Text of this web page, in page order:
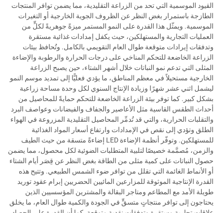
القيود الموسمية التي تحد من الزراعة التقليدية، مما يضمن توافر المنتجات
الطازجة باستمرار بغض النظر عن الظروف الجوية الخارجية أو التغيرات
الموسمية. ويمثّل هذا القدرة على النمو المستمر ميزةً جوهريةً لكلٍّ من
العمليات التجارية والمستهلكين، حيث يكفل إمدادات غذائية مستقرة
وتدفقات إيرادات متوقعة طوال العام التقويمي بالكامل. وتُحافظ بيئات
الزراعة الخاضعة للتحكم المناخي على درجات الحرارة والرطوبة والإضاءة
المثلى التي تدعم نمو النباتات خلال أشهر الشتاء، حين يصبح الزراعة
الخارجية مستحيلاً في معظم المناطق، ما يؤدي فعليًّا إلى تمديد موسم النمو
ليشمل اثني عشر شهرًا وزيادة الإنتاج السنوي لكل وحدة مساحة زراعية
بشكل كبير. كما توفر بيئة الزراعة الخاضعة للتحكم حمايةً للمحاصيل من
أحداث الطقس القاسية مثل الأعاصير والجفاف والفيضانات وعواصف البرد
والتقلبات الحرارية، والتي قد تُدمِّر المحاصيل التقليدية المزروعة في الهواء
الطلق وتؤدي إلى نقص في الإمدادات وارتفاع أسعار المواد الغذائية
للمستهلكين. وتوفّر أنظمة الإضاءة LED إضاءةً متسقة من حيث الطيف
والزمن، مُصمَّمة خصيصًا لتلبية المتطلبات الضوئية لكل محصول، مما يضمن
حصول النباتات على كمية مثلى من الطاقة بغض النظر عن قِصَر أيام الشتاء
أو الأنماط الغائمة التي تقلل من توافر ضوء الشمس الطبيعي. وتتيح هذه
القدرة الإنتاجية الموثوقة للمزارعين المائيين الحضريين إبرام عقود توريد
طويلة الأمد مع المطاعم ومتاجر البقالة والمشترين المؤسسيين الذين
يحتاجون إلى توافر منتجاتٍ متسقٍّ في الجودة والكمية طوال العام، ما يخلق